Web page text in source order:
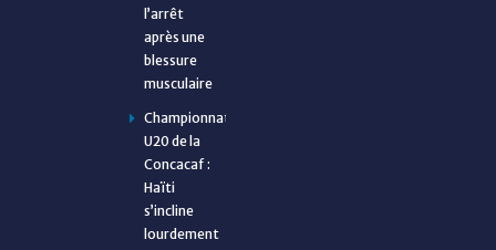
l’arrêt
après une
blessure
musculaire
Championnat
U20 de la
Concacaf :
Haïti
s’incline
lourdement